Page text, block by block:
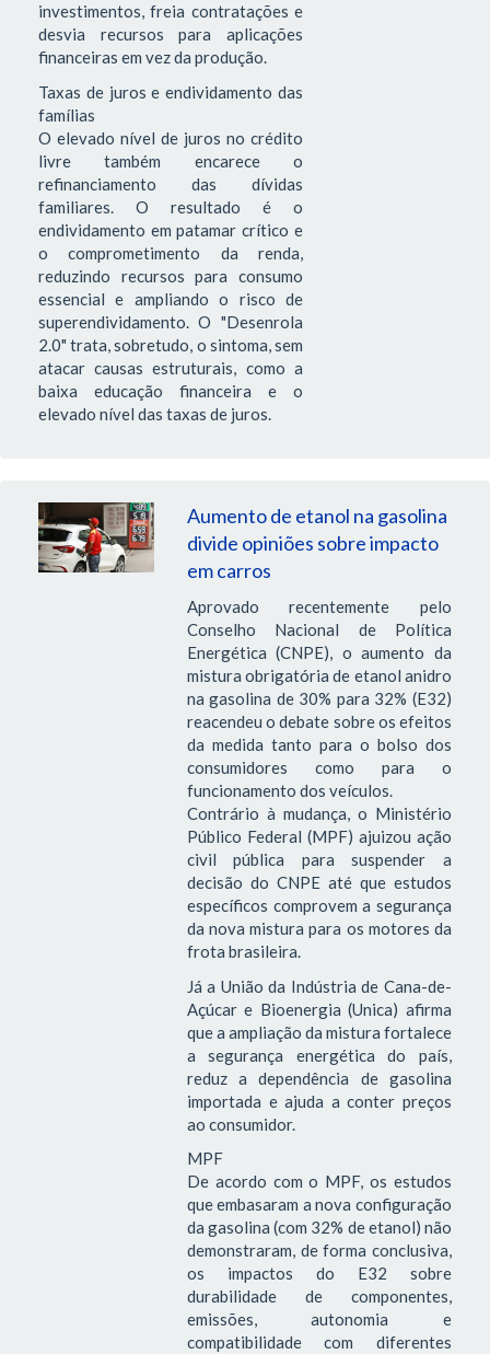
investimentos, freia contratações e
desvia recursos para aplicações
financeiras em vez da produção.
Taxas de juros e endividamento das
famílias
O elevado nível de juros no crédito
livre também encarece o
refinanciamento das dívidas
familiares. O resultado é o
endividamento em patamar crítico e
o comprometimento da renda,
reduzindo recursos para consumo
essencial e ampliando o risco de
superendividamento. O "Desenrola
2.0" trata, sobretudo, o sintoma, sem
atacar causas estruturais, como a
baixa educação financeira e o
elevado nível das taxas de juros.
Aumento de etanol na gasolina
divide opiniões sobre impacto
em carros
Aprovado recentemente pelo
Conselho Nacional de Política
Energética (CNPE), o aumento da
mistura obrigatória de etanol anidro
na gasolina de 30% para 32% (E32)
reacendeu o debate sobre os efeitos
da medida tanto para o bolso dos
consumidores como para o
funcionamento dos veículos.
Contrário à mudança, o Ministério
Público Federal (MPF) ajuizou ação
civil pública para suspender a
decisão do CNPE até que estudos
específicos comprovem a segurança
da nova mistura para os motores da
frota brasileira.
Já a União da Indústria de Cana-de-
Açúcar e Bioenergia (Unica) afirma
que a ampliação da mistura fortalece
a segurança energética do país,
reduz a dependência de gasolina
importada e ajuda a conter preços
ao consumidor.
MPF
De acordo com o MPF, os estudos
que embasaram a nova configuração
da gasolina (com 32% de etanol) não
demonstraram, de forma conclusiva,
os impactos do E32 sobre
durabilidade de componentes,
emissões, autonomia e
compatibilidade com diferentes